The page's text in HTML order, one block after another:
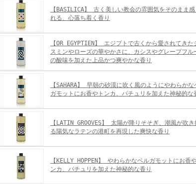
【BASILICA】 古く美しい教会の雰囲気をそのまま感
れる、心落ち着く香り
【OR EGYPTIEN】 エジプトで古くから愛されてきた
スミンやローズの華やかさに、カシスやグレープフル
の酸味を加えた上品かつ爽やかな香り
【SAHARA】 早朝の砂漠に吹く風のようにやわらかな
ガモットにお香やトンカ、パチュリを加えた神秘的な
【LATIN GROOVES】 太陽が降りそそぎ、潮風が吹き
る陽気なラテンの港町を再現した爽快な香り
【KELLY HOPPEN】 やわらかなベルガモットにお香
ンカ、パチュリを加えた神秘的な香り